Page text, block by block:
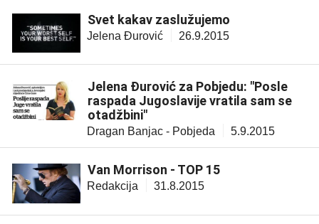
Svet kakav zaslužujemo
Jelena Đurović 26.9.2015
Jelena Đurović za Pobjedu: "Posle
raspada Jugoslavije vratila sam se
otadžbini"
Dragan Banjac - Pobjeda 5.9.2015
Van Morrison - TOP 15
Redakcija 31.8.2015